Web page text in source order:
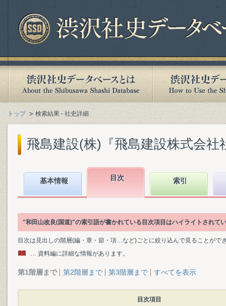
トップ 検索結果 - 社史詳細
飛島建設(株)『飛島建設株式会社
基本情報 目次 索引
"和田山改良(国道)"の索引語が書かれている目次項目はハイライトされて
目次は見出しの階層(編・章・節・項…など)ごとに絞り込んで見ることがで
… 資料編に詳細な情報があります。
第1階層まで 第2階層まで 第3階層まで すべてを表示
目次項目